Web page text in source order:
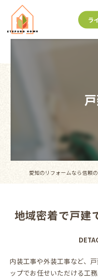
ラ
愛知のリフォームなら信頼
地域密着で戸建
内装工事や外装工事など、
ップでお任せいただける工